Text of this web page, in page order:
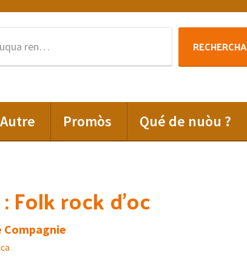
:
RECHERCHA
Autre Promòs Qué de nuòu ?
Folk rock d’oc
Compagnie